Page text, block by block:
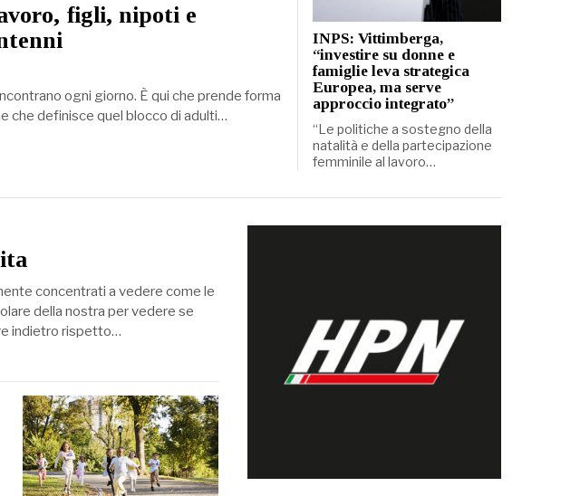
figli, nipoti e
ogni giorno. È qui che prende forma
che definisce quel blocco di adulti…
INPS: Vittimberga,
“investire su donne e
famiglie leva strategica
Europea, ma serve
approccio integrato”
“Le politiche a sostegno della
natalità e della partecipazione
femminile al lavoro…
concentrati a vedere come le
della nostra per vedere se
indietro rispetto…